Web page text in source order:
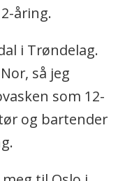
åring.
i Trøndelag.
så jeg
som 12-
og bartender